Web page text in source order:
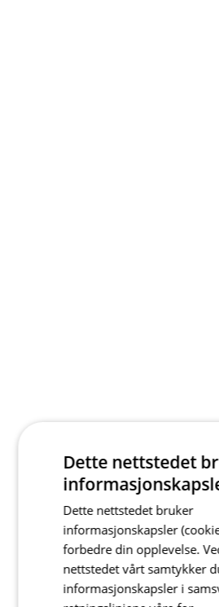
Dette nettstedet
Dette nettstedet bruker
informasjonskapsler
forbedre din opplevelse.
nettstedet vårt samtykker
informasjonskapsler i